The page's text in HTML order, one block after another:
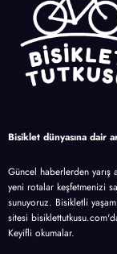
Bisiklet dünyasına dair
Güncel haberlerden yarış
yeni rotalar keşfetmenizi
sunuyoruz. Bisikletli
sitesi
Keyifli okumalar.